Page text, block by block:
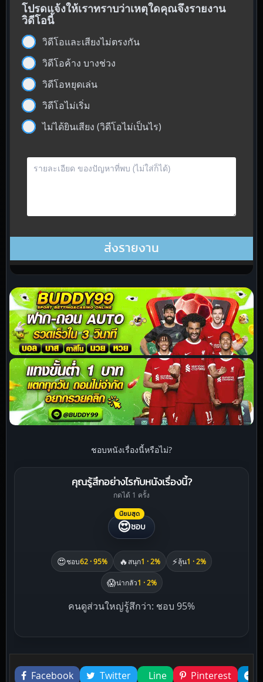
โปรดแจ้งให้เราทราบว่าเหตุใดคุณจึงรายงาน
วิดีโอนี้
วิดีโอและเสียงไม่ตรงกัน
วิดีโอค้าง บางช่วง
วิดีโอหยุดเล่น
วิดีโอไม่เริ่ม
ไม่ได้ยินเสียง (วิดีโอไม่เป็นไร)
ชอบหนังเรื่องนี้หรือไม่?
คุณรู้สึกอย่างไรกับหนังเรื่องนี้?
กดได้ 1 ครั้ง
นิยมสุด
😍ชอบ
😍ชอบ62 · 95% 🔥สนุก1 · 2% ⚡ลุ้น1 · 2%
😱น่ากลัว1 · 2%
คนดูส่วนใหญ่รู้สึกว่า: ชอบ 95%
Liked this
Facebook
Twitter Line Pinterest